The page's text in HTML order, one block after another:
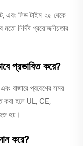
এবং লিড টাইম ২৫ থেকে
নির্দিষ্ট প্রয়োজনীয়তার
প্রভাবিত করে?
বাজারে প্রবেশের সময়
করা হলে UL, CE,
হয়।
করে?